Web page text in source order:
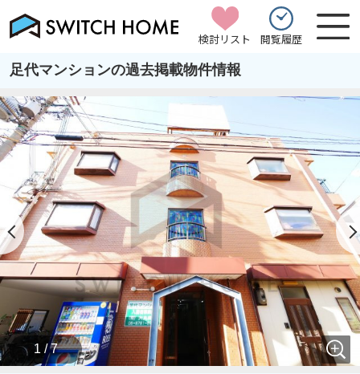
検討リスト 閲覧履歴
足代マンションの過去掲載物件情報
1 / 7